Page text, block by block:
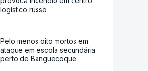
logístico russo
Pelo menos oito mortos em
ataque em escola secundária
perto de Banguecoque